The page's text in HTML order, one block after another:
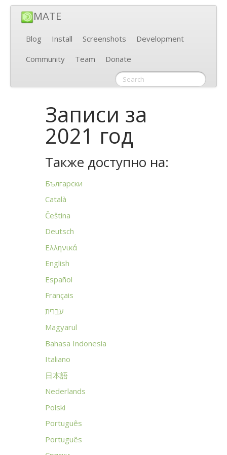
MATE
Blog Install Screenshots
Development
Community
Team Donate
Записи за
2021 год
Также доступно на:
Български
Català
Čeština
Deutsch
Ελληνικά
English
Español
Français
עברית
Magyarul
Bahasa Indonesia
Italiano
日本語
Nederlands
Polski
Português
Português